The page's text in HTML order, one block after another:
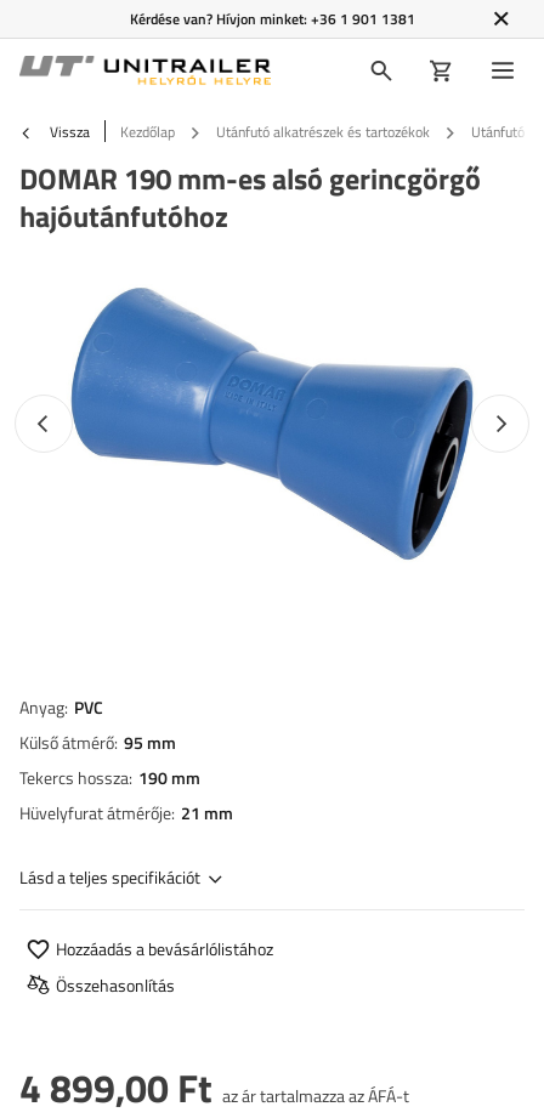
Kérdése van? Hívjon minket:+36 1 901 1381
Vissza Kezdőlap Utánfutó alkatrészek és tartozékok Utánfutó
DOMAR 190 mm-es alsó gerincgörgő
hajóutánfutóhoz
Előző fotó
Anyag PVC
Külső átmérő 95 mm
Tekercs hossza 190 mm
Hüvelyfurat átmérője 21 mm
Lásd a teljes specifikációt
Hozzáadás a bevásárlólistához
Összehasonlítás
4 899,00 Ft az ár tartalmazza az ÁFÁ-t